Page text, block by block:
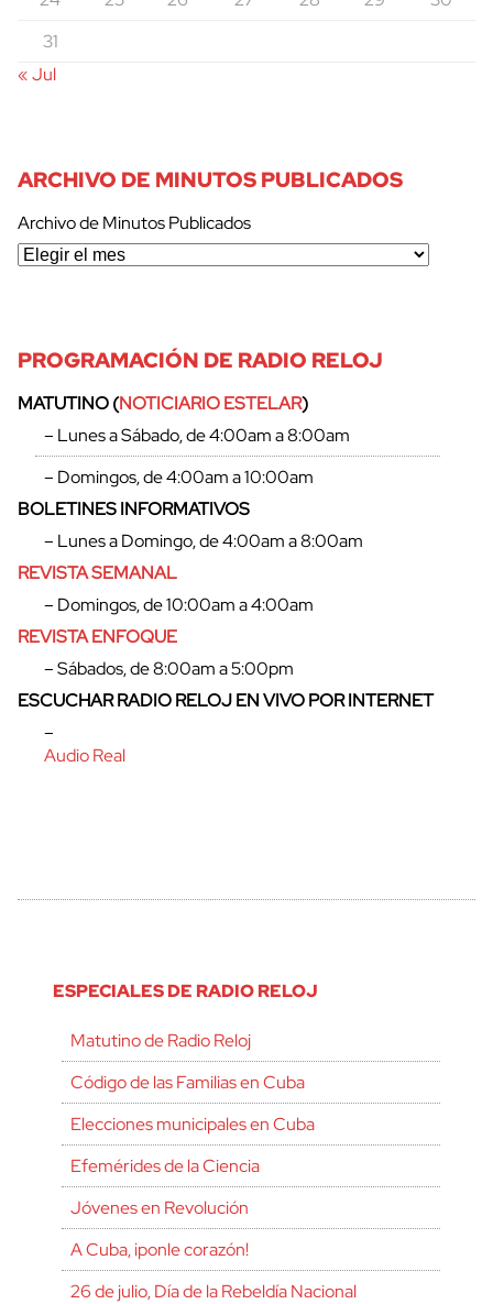
31
« Jul
ARCHIVO DE MINUTOS PUBLICADOS
Archivo de Minutos Publicados
PROGRAMACIÓN DE RADIO RELOJ
MATUTINO (NOTICIARIO ESTELAR)
– Lunes a Sábado, de 4:00am a 8:00am
– Domingos, de 4:00am a 10:00am
BOLETINES INFORMATIVOS
– Lunes a Domingo, de 4:00am a 8:00am
REVISTA SEMANAL
– Domingos, de 10:00am a 4:00am
REVISTA ENFOQUE
– Sábados, de 8:00am a 5:00pm
ESCUCHAR RADIO RELOJ EN VIVO POR INTERNET
–
Audio Real
ESPECIALES DE RADIO RELOJ
Matutino de Radio Reloj
Código de las Familias en Cuba
Elecciones municipales en Cuba
Efemérides de la Ciencia
Jóvenes en Revolución
A Cuba, ¡ponle corazón!
26 de julio, Día de la Rebeldía Nacional